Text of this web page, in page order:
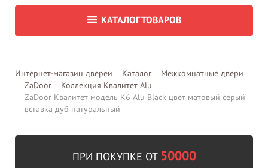
КАТАЛОГ ТОВАРОВ
Интернет-магазин дверей Каталог
Межкомнатные двери
ZaDoor
Коллекция Квалитет Alu
ZaDoor Квалитет модель K6 Alu Black цвет матовый серый
вставка дуб натуральный
ПРИ ПОКУПКЕ ОТ 50000